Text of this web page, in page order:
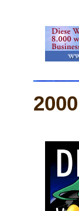
2000